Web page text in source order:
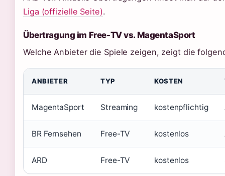
Liga (offizielle Seite).
Übertragung im Free-TV vs. MagentaSport
Welche Anbieter die Spiele zeigen, zeigt die
ANBIETER TYP KOSTEN
MagentaSport Streaming kostenpflichtig
BR Fernsehen Free-TV kostenlos
ARD Free-TV kostenlos